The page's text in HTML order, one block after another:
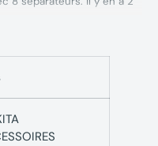
De plus, les tiroirs ont
Cela évite que les tiroirs
transport.